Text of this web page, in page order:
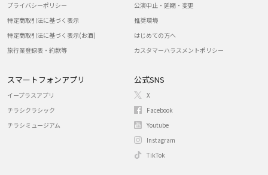
プライバシーポリシー
特定商取引法に基づく表示
特定商取引法に基づく表示(お酒)
旅行業登録表・約款等
公演中止・延期・変更
推奨環境
はじめての方へ
カスタマーハラスメントポリシー
スマートフォンアプリ
イープラスアプリ
チラシクラシック
チラシミュージアム
公式SNS
X
Facebook
Youtube
Instagram
TikTok